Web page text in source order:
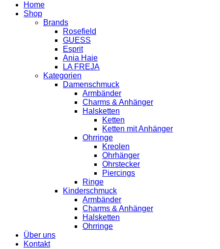
Home
Shop
Brands
Rosefield
GUESS
Esprit
Ania Haie
LA FREJA
Kategorien
Damenschmuck
Armbänder
Charms & Anhänger
Halsketten
Ketten
Ketten mit Anhänger
Ohrringe
Kreolen
Ohrhänger
Ohrstecker
Piercings
Ringe
Kinderschmuck
Armbänder
Charms & Anhänger
Halsketten
Ohrringe
Über uns
Kontakt